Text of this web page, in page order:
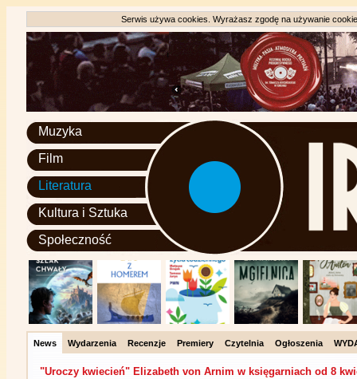
Serwis używa cookies. Wyrażasz zgodę na używanie
Muzyka
Film
Literatura
Kultura i Sztuka
Społeczność
News Wydarzenia Recenzje Premiery Czytelnia Ogłoszenia
"Uroczy kwiecień" Elizabeth von Arnim w księgarniach od 8